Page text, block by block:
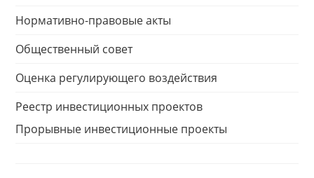
Нормативно-правовые акты
Общественный совет
Оценка регулирующего воздействия
Реестр инвестиционных проектов
Прорывные инвестиционные проекты